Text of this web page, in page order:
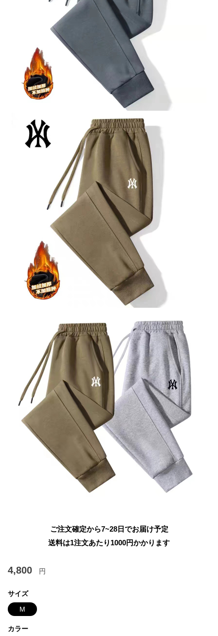
ご注文確定から7~28日でお届け予定
送料は1注文あたり 1000円かかります
4,800 円
サイズ
M
カラー